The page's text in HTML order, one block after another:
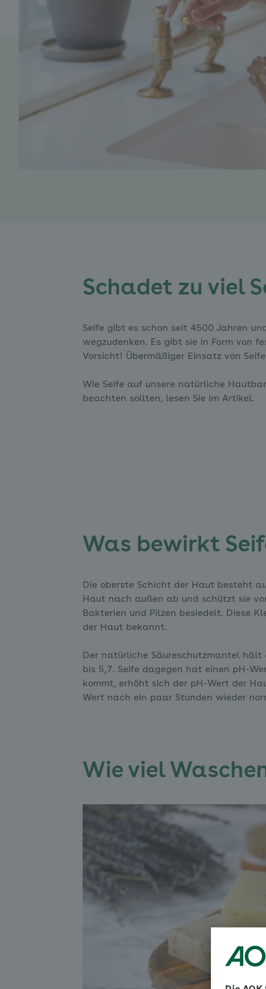
Schadet zu viel
Seife gibt es schon seit 4500 Jahren
wegzudenken. Es gibt sie in Form von
Vorsicht! Übermäßiger Einsatz von
Wie Seife auf unsere natürliche
beachten sollten, lesen Sie im Artikel.
Was bewirkt
Die oberste Schicht der Haut besteht
Haut nach außen ab und schützt sie
Bakterien und Pilzen besiedelt. Diese
der Haut bekannt.
Der natürliche Säureschutzmantel
bis 5,7. Seife dagegen hat einen pH-
kommt, erhöht sich der pH-Wert der
Wert nach ein paar Stunden wieder
Wie viel